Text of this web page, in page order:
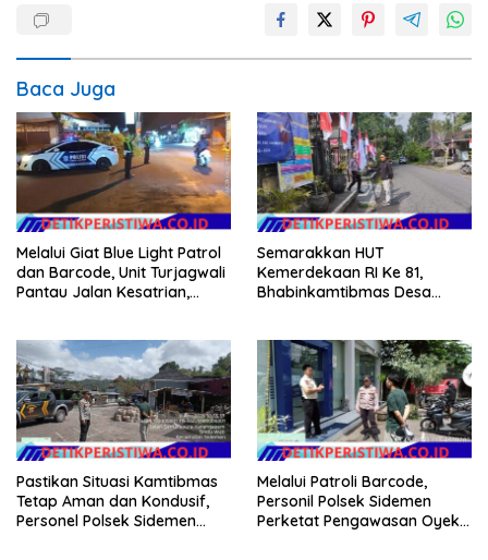
Baca Juga
Melalui Giat Blue Light Patrol
dan Barcode, Unit Turjagwali
Pantau Jalan Kesatrian,
Semarakkan HUT
Kemerdekaan RI Ke 81,
Bhabinkamtibmas Desa
Merah Putih
Pastikan Situasi Kamtibmas
Tetap Aman dan Kondusif,
Personel Polsek Sidemen
Melalui Patroli Barcode,
Personil Polsek Sidemen
Perketat Pengawasan Oyek